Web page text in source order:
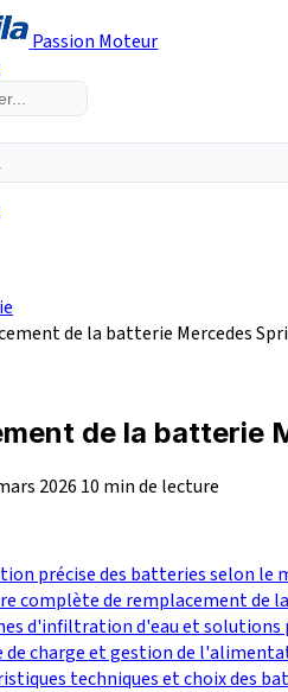
Passion Moteur
de la batterie Mercedes
de la batterie
2026 10 min de lecture
précise des batteries selon le
complète de remplacement de
d'infiltration d'eau et solutions
de charge et gestion de
techniques et choix des